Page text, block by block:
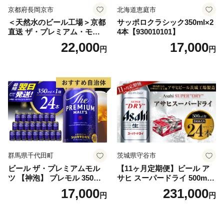
京都府長岡京市
＜天然水のビール工場＞京都
直送 ザ・プレミアム・モル
ツ 350ml×24本 プレモル [149
22,000円
北海道恵庭市
サッポロクラシック350ml×2
4本【930010101】
17,000円
群馬県千代田町
ビール ザ・プレミアムモル
ツ 【神泡】 プレモル 350ml
× 24本 サントリー〈天然水の
ビール工場〉群馬※沖縄・離
17,000円
茨城県守谷市
【11ヶ月定期便】ビール ア
サヒ スーパードライ 500ml 2
4本 1ケース×11ヶ月 | アサヒ
ビール 究極の辛口 酒 お酒 ア
231,000円